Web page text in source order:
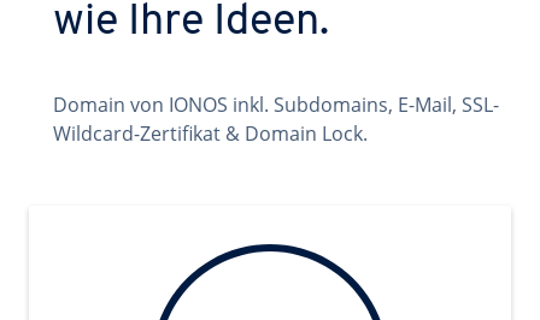
wie Ihre Ideen.
Domain von IONOS inkl. Subdomains, E-Mail, SSL-
Wildcard-Zertifikat & Domain Lock.